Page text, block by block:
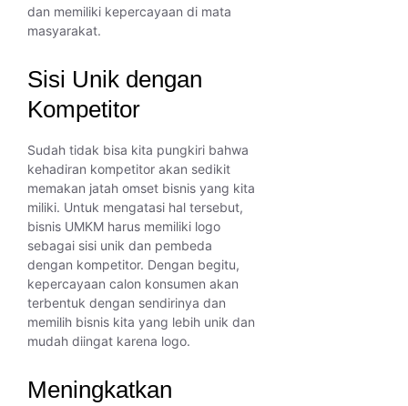
dan memiliki kepercayaan di mata
masyarakat.
Sisi Unik dengan
Kompetitor
Sudah tidak bisa kita pungkiri bahwa
kehadiran kompetitor akan sedikit
memakan jatah omset bisnis yang kita
miliki. Untuk mengatasi hal tersebut,
bisnis UMKM harus memiliki logo
sebagai sisi unik dan pembeda
dengan kompetitor. Dengan begitu,
kepercayaan calon konsumen akan
terbentuk dengan sendirinya dan
memilih bisnis kita yang lebih unik dan
mudah diingat karena logo.
Meningkatkan